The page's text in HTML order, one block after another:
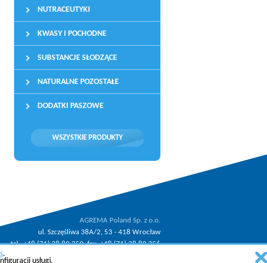
NUTRACEUTYKI
KWASY I POCHODNE
SUBSTANCJE SŁODZĄCE
NATURALNE POZOSTAŁE
DODATKI PASZOWE
WSZYSTKIE PRODUKTY
AGREMA Poland Sp. z o.o.
ul. Szczęśliwa 38A/2, 53 - 418 Wrocław
tel.: +48 (71) 38 89 350, fax: +48 (71) 38 89 356
.
usługi.